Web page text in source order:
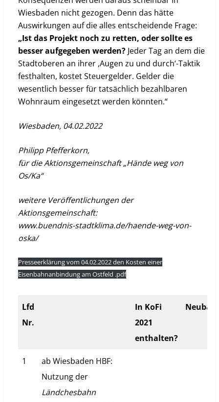
Wiesbaden nicht gezogen. Denn das hätte
Auswirkungen auf die alles entscheidende Frage:
„Ist das Projekt noch zu retten, oder sollte es
besser aufgegeben werden? Jeder Tag an dem die
Stadtoberen an ihrer ‚Augen zu und durch‘-Taktik
festhalten, kostet Steuergelder. Gelder die
wesentlich besser für tatsächlich bezahlbaren
Wohnraum eingesetzt werden könnten.“
Wiesbaden, 04.02.2022
Philipp Pfefferkorn,
für die Aktionsgemeinschaft „Hände weg von
Os/Ka“
weitere Veröffentlichungen der
Aktionsgemeinschaft:
www.buendnis-stadtklima.de/haende-weg-von-
oska/
Presseerklärung vom 04.02.2022 den Kosten einer
Eisenbahnanbindung am Ostfeld .pdf
Lfd
Nr.
In KoFi
2021
enthalten?
1
ab Wiesbaden HBF:
Nutzung der
Ländchesbahn